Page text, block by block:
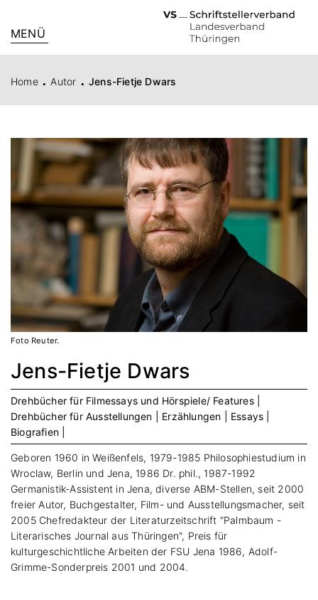
MENÜ
Home . Autor . Jens-Fietje Dwars
Foto Reuter.
Jens-Fietje Dwars
Drehbücher für Filmessays und Hörspiele/ Features |
Drehbücher für Ausstellungen | Erzählungen | Essays |
Biografien |
Geboren 1960 in Weißenfels, 1979-1985 Philosophiestudium in
Wroclaw, Berlin und Jena, 1986 Dr. phil., 1987-1992
Germanistik-Assistent in Jena, diverse ABM-Stellen, seit 2000
freier Autor, Buchgestalter, Film- und Ausstellungsmacher, seit
2005 Chefredakteur der Literaturzeitschrift "Palmbaum -
Literarisches Journal aus Thüringen", Preis für
kulturgeschichtliche Arbeiten der FSU Jena 1986, Adolf-
Grimme-Sonderpreis 2001 und 2004.